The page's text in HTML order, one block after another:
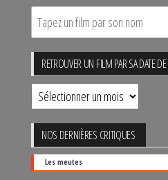
RETROUVER UN FILM PAR SA DATE
Retrouver
un
film
par
sa
NOS DERNIÈRES CRITIQUES
Les meutes